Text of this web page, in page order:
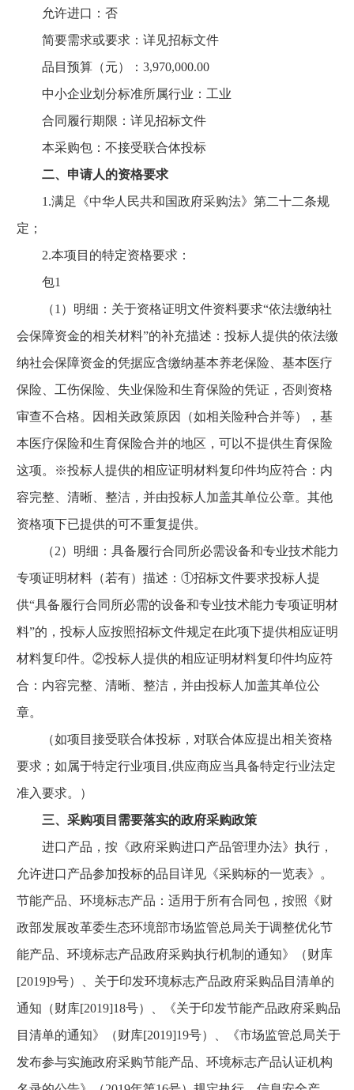
允许进口：否
简要需求或要求：详见招标文件
品目预算（元）：3,970,000.00
中小企业划分标准所属行业：工业
合同履行期限：详见招标文件
本采购包：不接受联合体投标
二、申请人的资格要求
1.满足《中华人民共和国政府采购法》第二十二条规
定；
2.本项目的特定资格要求：
包1
（1）明细：关于资格证明文件资料要求“依法缴纳社
会保障资金的相关材料”的补充描述：投标人提供的依法缴
纳社会保障资金的凭据应含缴纳基本养老保险、基本医疗
保险、工伤保险、失业保险和生育保险的凭证，否则资格
审查不合格。因相关政策原因（如相关险种合并等），基
本医疗保险和生育保险合并的地区，可以不提供生育保险
这项。※投标人提供的相应证明材料复印件均应符合：内
容完整、清晰、整洁，并由投标人加盖其单位公章。其他
资格项下已提供的可不重复提供。
（2）明细：具备履行合同所必需设备和专业技术能力
专项证明材料（若有）描述：①招标文件要求投标人提
供“具备履行合同所必需的设备和专业技术能力专项证明材
料”的，投标人应按照招标文件规定在此项下提供相应证明
材料复印件。②投标人提供的相应证明材料复印件均应符
合：内容完整、清晰、整洁，并由投标人加盖其单位公
章。
（如项目接受联合体投标，对联合体应提出相关资格
要求；如属于特定行业项目,供应商应当具备特定行业法定
准入要求。）
三、采购项目需要落实的政府采购政策
进口产品，按《政府采购进口产品管理办法》执行，
允许进口产品参加投标的品目详见《采购标的一览表》。
节能产品、环境标志产品：适用于所有合同包，按照《财
政部发展改革委生态环境部市场监管总局关于调整优化节
能产品、环境标志产品政府采购执行机制的通知》（财库
[2019]9号）、关于印发环境标志产品政府采购品目清单的
通知（财库[2019]18号）、《关于印发节能产品政府采购品
目清单的通知》（财库[2019]19号）、《市场监管总局关于
发布参与实施政府采购节能产品、环境标志产品认证机构